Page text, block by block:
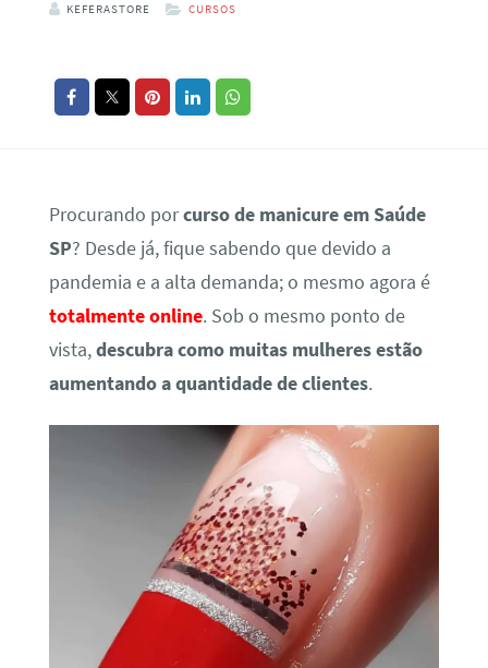
KEFERASTORE CURSOS
Procurando porcurso de manicure em Saúde
SP? Desde já, fique sabendo que devido a
pandemia e a alta demanda; o mesmo agora é
totalmente online. Sob o mesmo ponto de
vista,descubra como muitas mulheres estão
aumentando a quantidade de clientes.